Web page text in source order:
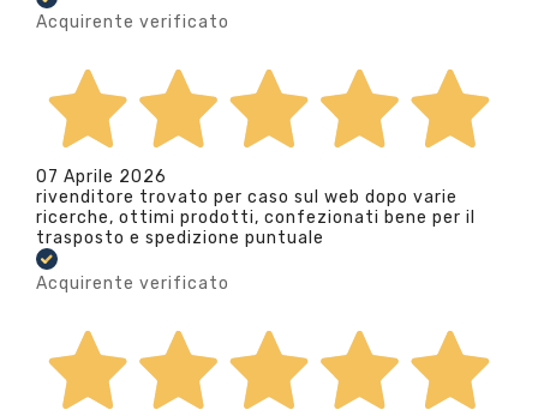
Acquirente verificato
07 Aprile 2026
rivenditore trovato per caso sul web dopo varie
ricerche, ottimi prodotti, confezionati bene per il
trasposto e spedizione puntuale
Acquirente verificato